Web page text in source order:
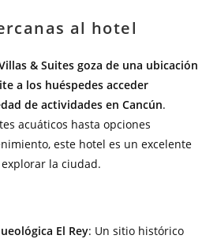
al hotel
& Suites goza de una ubicación
a los huéspedes acceder
de actividades en Cancún.
acuáticos hasta opciones
este hotel es un excelente
la ciudad.
El Rey: Un sitio histórico